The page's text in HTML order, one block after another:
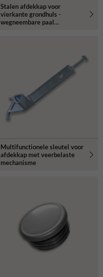
Stalen afdekkap voor
vierkante grondhuls -
wegneembare paal
Multifunctionele sleutel voor
afdekkap met veerbelaste
mechanisme